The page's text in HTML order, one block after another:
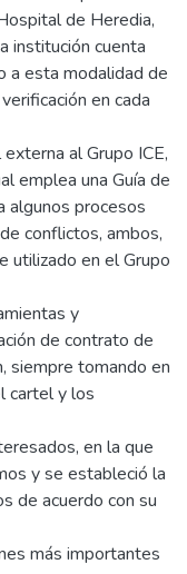
de Heredia,
institución cuenta
a esta modalidad de
en cada
al Grupo ICE,
emplea una Guía de
algunos procesos
conflictos, ambos,
utilizado en el Grupo
y
de contrato de
siempre tomando en
cartel y los
en la que
y se estableció la
de acuerdo con su
más importantes